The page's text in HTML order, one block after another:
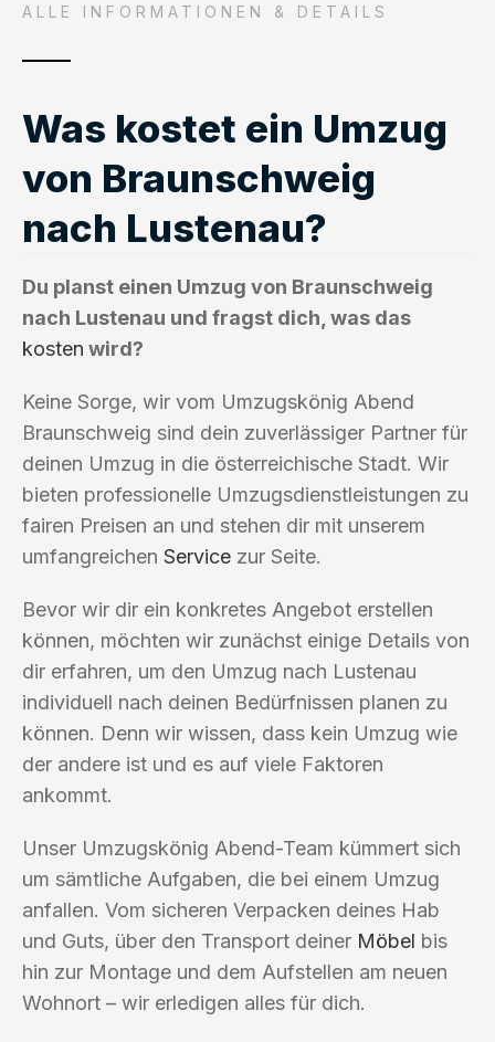
ALLE INFORMATIONEN & DETAILS
Was kostet ein Umzug
von Braunschweig
nach Lustenau?
Du planst einen Umzug von Braunschweig
nach Lustenau und fragst dich, was das
kosten wird?
Keine Sorge, wir vom Umzugskönig Abend
Braunschweig sind dein zuverlässiger Partner für
deinen Umzug in die österreichische Stadt. Wir
bieten professionelle Umzugsdienstleistungen zu
fairen Preisen an und stehen dir mit unserem
umfangreichen Service zur Seite.
Bevor wir dir ein konkretes Angebot erstellen
können, möchten wir zunächst einige Details von
dir erfahren, um den Umzug nach Lustenau
individuell nach deinen Bedürfnissen planen zu
können. Denn wir wissen, dass kein Umzug wie
der andere ist und es auf viele Faktoren
ankommt.
Unser Umzugskönig Abend-Team kümmert sich
um sämtliche Aufgaben, die bei einem Umzug
anfallen. Vom sicheren Verpacken deines Hab
und Guts, über den Transport deiner Möbel bis
hin zur Montage und dem Aufstellen am neuen
Wohnort – wir erledigen alles für dich.